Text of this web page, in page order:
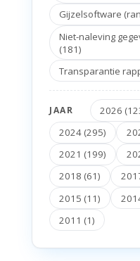
Gijzelsoftware
Niet-naleving
(181)
Transparantie
JAAR 2026
2024 (295)
2021 (199)
2018 (61)
2015 (11)
2011 (1)